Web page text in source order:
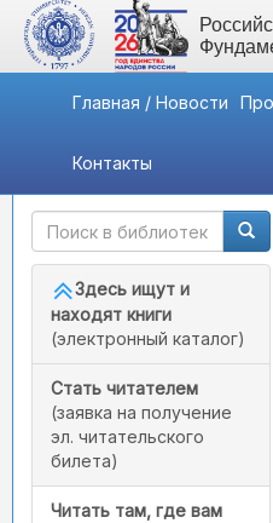
Главная / Новости
Контакты
Быстрый доступ
Здесь ищут и
находят книги
(электронный каталог)
Стать читателем
(заявка на получение
эл. читательского
билета)
Читать там, где вам